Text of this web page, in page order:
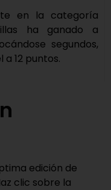
en la categoría
ha ganado a
segundos,
12 puntos.
edición de
clic sobre la